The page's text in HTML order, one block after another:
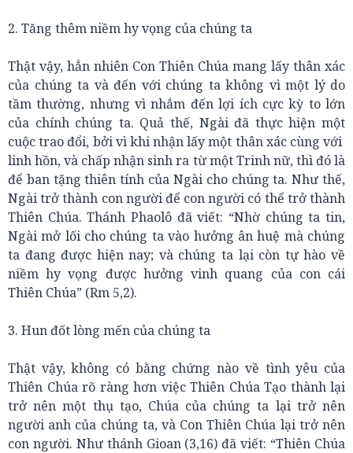
2. Tăng thêm niềm hy vọng của chúng ta
Thật vậy, hẳn nhiên Con Thiên Chúa mang lấy thân xác
của chúng ta và đến với chúng ta không vì một lý do
tầm thường, nhưng vì nhắm đến lợi ích cực kỳ to lớn
của chính chúng ta. Quả thế, Ngài đã thực hiện một
cuộc trao đổi, bởi vì khi nhận lấy một thân xác cùng với
linh hồn, và chấp nhận sinh ra từ một Trinh nữ, thì đó là
để ban tặng thiên tính của Ngài cho chúng ta. Như thế,
Ngài trở thành con người để con người có thể trở thành
Thiên Chúa. Thánh Phaolô đã viết: “Nhờ chúng ta tin,
Ngài mở lối cho chúng ta vào hưởng ân huệ mà chúng
ta đang được hiện nay; và chúng ta lại còn tự hào về
niềm hy vọng được hưởng vinh quang của con cái
Thiên Chúa” (Rm 5,2).
3. Hun đốt lòng mến của chúng ta
Thật vậy, không có bằng chứng nào về tình yêu của
Thiên Chúa rõ ràng hơn việc Thiên Chúa Tạo thành lại
trở nên một thụ tạo, Chúa của chúng ta lại trở nên
người anh của chúng ta, và Con Thiên Chúa lại trở nên
con người. Như thánh Gioan (3,16) đã viết: “Thiên Chúa